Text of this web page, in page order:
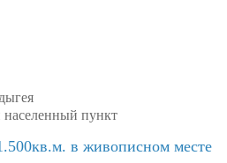
пункт
в живописном месте